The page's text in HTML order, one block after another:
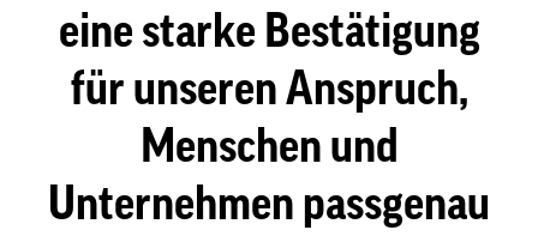
eine starke Bestätigung
für unseren Anspruch,
Menschen und
Unternehmen passgenau